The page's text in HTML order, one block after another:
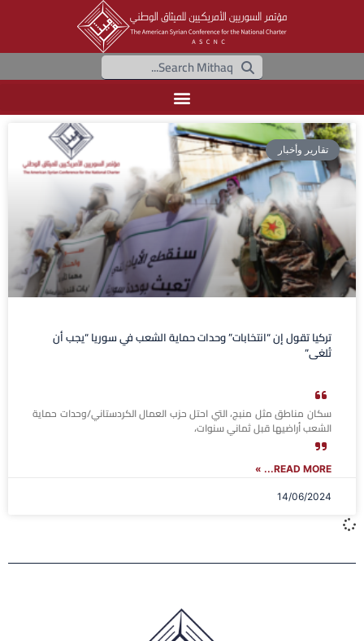
تقارير وأخبار
تركيا تقول إن “انتخابات” وحدات حماية الشعب في سوريا “يجب أن
تُلغى”
سكان مناطق مثل منبج، التي احتل حزب العمال الكردستاني/وحدات حماية
الشعب أراضيها قبل ثماني سنوات،
READ MORE... »
14/06/2024